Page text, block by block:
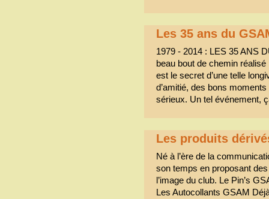
Les 35 ans du
1979 - 2014 : LES 35 ANS
beau bout de chemin
est le secret d’une telle
d’amitié, des bons
sérieux. Un tel événement,
Les produits
Né à l’ère de la
son temps en proposant
l’image du club. Le Pin’s
Les Autocollants GSAM